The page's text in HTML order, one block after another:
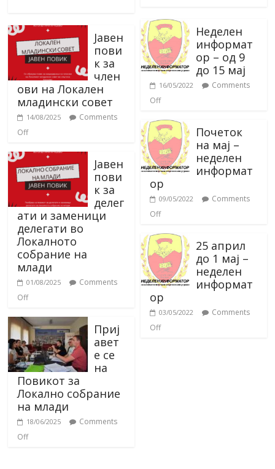
Јавен
пови
к за
член
ови на Локален
младински совет
14/08/2025
Comments
Off
Јавен
пови
к за
делег
ати и заменици
делегати во
Локалното
собрание на
млади
01/08/2025
Comments
Off
Приј
авет
е се
на
Повикот за
Локално собрание
на млади
18/06/2025
Comments
Off
Неделен
информат
ор – од 9
до 15 мај
16/05/2022
Comments
Off
Почеток
на мај –
неделен
информат
ор
09/05/2022
Comments
Off
25 април
до 1 мај –
неделен
информат
ор
03/05/2022
Comments
Off